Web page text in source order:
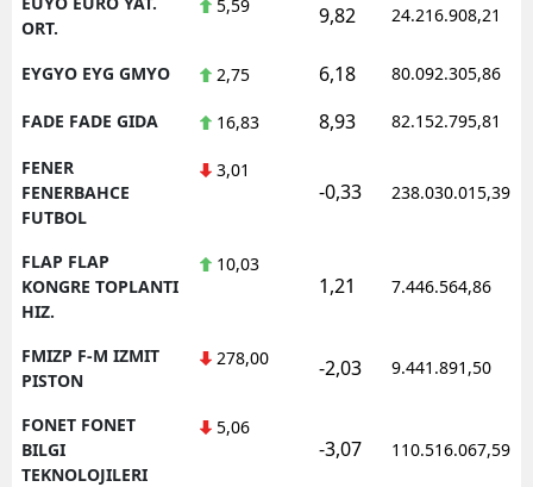
ORT.
5,59 9,82 24.216.908,21
EYGYO EYG GMYO 2,75 6,18 80.092.305,86
FADE FADE GIDA 16,83 8,93 82.152.795,81
FENER
FENERBAHCE
FUTBOL
3,01
-0,33 238.030.015,39
FLAP FLAP
KONGRE TOPLANTI
HIZ.
10,03
1,21 7.446.564,86
FMIZP F-M IZMIT
PISTON
278,00 -2,03 9.441.891,50
FONET FONET
BILGI
TEKNOLOJILERI
5,06
-3,07 110.516.067,59